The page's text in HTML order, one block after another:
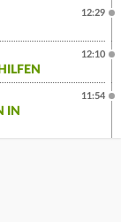
12:29
12:10
IN
11:54